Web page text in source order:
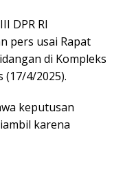
DPR RI
pers usai Rapat
di Kompleks
(17/4/2025).
keputusan
karena